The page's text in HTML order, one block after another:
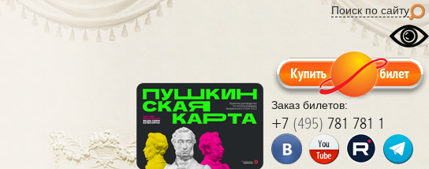
Поиск по сайту
Заказ билетов:
+7 (495) 781 781 1